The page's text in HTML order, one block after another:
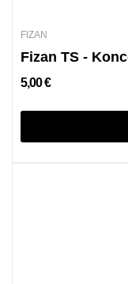
FIZAN
Fizan TS -
5,00 €